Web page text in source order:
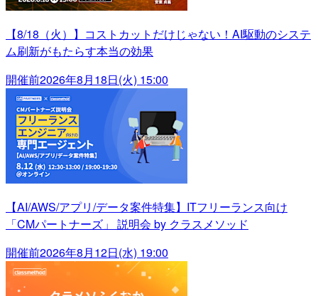
【8/18（火）】コストカットだけじゃない！AI駆動のシステ
ム刷新がもたらす本当の効果
開催前2026年8月18日(火) 15:00
【AI/AWS/アプリ/データ案件特集】ITフリーランス向け
「CMパートナーズ」 説明会 by クラスメソッド
開催前2026年8月12日(水) 19:00